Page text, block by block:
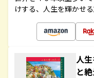
けする、人生を輝かせ
人
と